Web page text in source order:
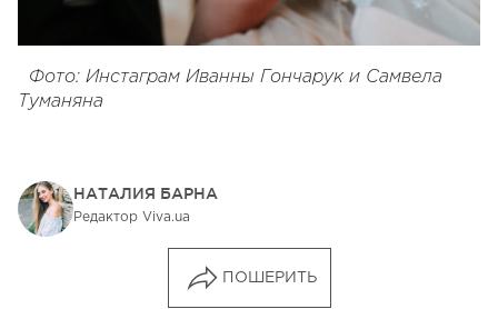
Фото: Инстаграм Иванны Гончарук и Самвела
Туманяна
НАТАЛИЯ БАРНА
Редактор Viva.ua
ПОШЕРИТЬ